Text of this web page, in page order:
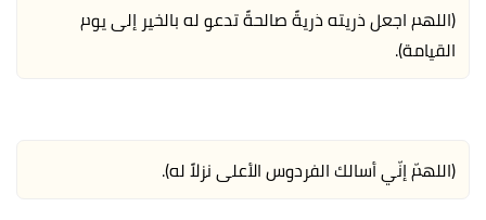
(اللهم اجعل ذريته ذريةً صالحةً تدعو له بالخير إلى يوم
القيامة).
(اللهمّ إنّي أسالك الفردوس الأعلى نزلاً له).